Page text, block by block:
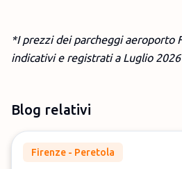
*I prezzi dei parcheggi aeroporto
indicativi e registrati a Luglio 2026
Blog relativi
Firenze - Peretola